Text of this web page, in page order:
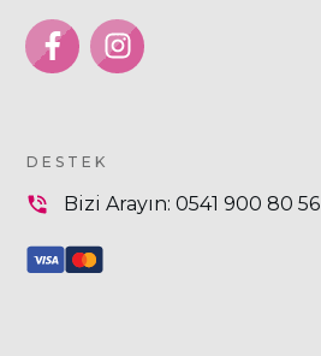
DESTEK
Bizi Arayın: 0541 900 80 56